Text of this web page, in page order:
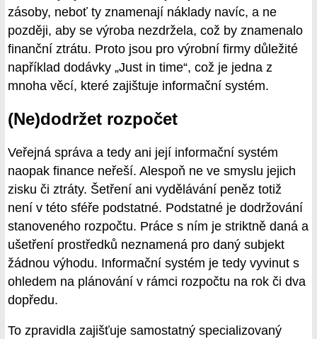
zásoby, neboť ty znamenají náklady navíc, a ne
později, aby se výroba nezdržela, což by znamenalo
finanční ztrátu. Proto jsou pro výrobní firmy důležité
například dodávky „Just in time“, což je jedna z
mnoha věcí, které zajištuje informační systém.
(Ne)dodržet rozpočet
Veřejná správa a tedy ani její informační systém
naopak finance neřeší. Alespoň ne ve smyslu jejich
zisku či ztráty. Šetření ani vydělávání peněz totiž
není v této sféře podstatné. Podstatné je dodržování
stanoveného rozpočtu. Práce s ním je striktně daná a
ušetření prostředků neznamená pro daný subjekt
žádnou výhodu. Informační systém je tedy vyvinut s
ohledem na plánování v rámci rozpočtu na rok či dva
dopředu.
To zpravidla zajišťuje samostatný specializovaný